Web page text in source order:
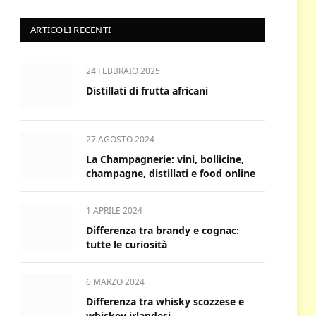
ARTICOLI RECENTI
24 FEBBRAIO 2025
Distillati di frutta africani
27 AGOSTO 2024
La Champagnerie: vini, bollicine,
champagne, distillati e food online
1 APRILE 2024
Differenza tra brandy e cognac:
tutte le curiosità
6 MARZO 2024
Differenza tra whisky scozzese e